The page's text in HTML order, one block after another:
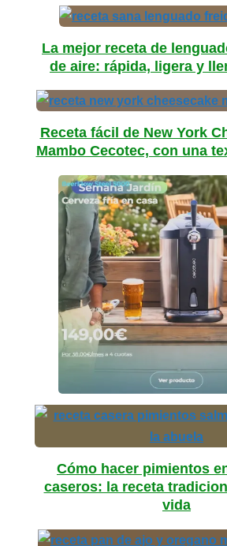
La mejor receta de
de aire: rápida, ligera y
Receta fácil de New York
Mambo Cecotec, con una
Cómo hacer pimientos
caseros: la receta
vida